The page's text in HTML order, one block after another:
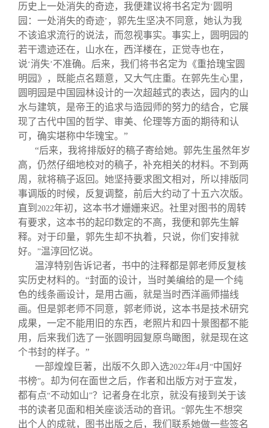
历史上一处消失的奇迹，我便建议将书名定为‘ 圆明
园：一处消失的奇迹’ ，郭先生坚决不同意，她认为我
不该追求流行的说法，而忽视事实。事实上，圆明园的
若干遗迹还在，山水在，西洋楼在，正觉寺也在，
说‘消失’不准确。后来，我们将书名定为《重拾瑰宝圆
明园》，既能点名题意，又大气庄重。在郭先生心里，
圆明园是中国园林设计的一次超越式的表达，园内的山
水与建筑，是帝王的追求与造园师的努力的结合，它展
现了古代中国的哲学、审美、伦理等方面的期待和认
可，确实堪称中华瑰宝。”
“后来，我将排版好的稿子寄给她。郭先生虽然年岁
高，仍然仔细地校对的稿子，补充相关的材料。不到两
周，就将稿子返回。她坚持要求图文相对，所以排版同
事调版的时候，反复调整，前后大约动了十五六次版。
直到 2022年初，这本书才姗姗来迟。社里对图书的周转
有要求，这本书的起印数定的不高，我便和郭先生解
释。对于印量，郭先生却不执着，只说，你们安排就
好。 ”温淳回忆说。
温淳特别告诉记者，书中的注释都是郭老师反复核
实历史材料的。“封面的设计，当时美编给的是一个纯
色的线条画设计，是用古画，就是当时西洋画师描线
画。但是郭老师不同意，郭老师说，这本书是技术研究
成果，一定不能用旧的东西，老照片和四十景图都不能
用，后来我们选了一张圆明园复原鸟瞰图，就是现在这
个书封的样子。”
一部煌煌巨著，出版不久即入选2022年4月 “中国好
书榜”。却为何在面世之后，作者和出版方对于宣发，
都有点“不动如山”？记者身在北京，就没有接到关于该
书的读者见面和相关座谈活动的音讯。 “郭先生不想突
出个人的成就，图书出版之后，我们联系她做一些签名